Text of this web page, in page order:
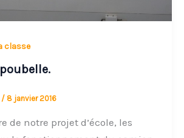
classe
/ 8 janvier 2016
de notre projet d’école, les